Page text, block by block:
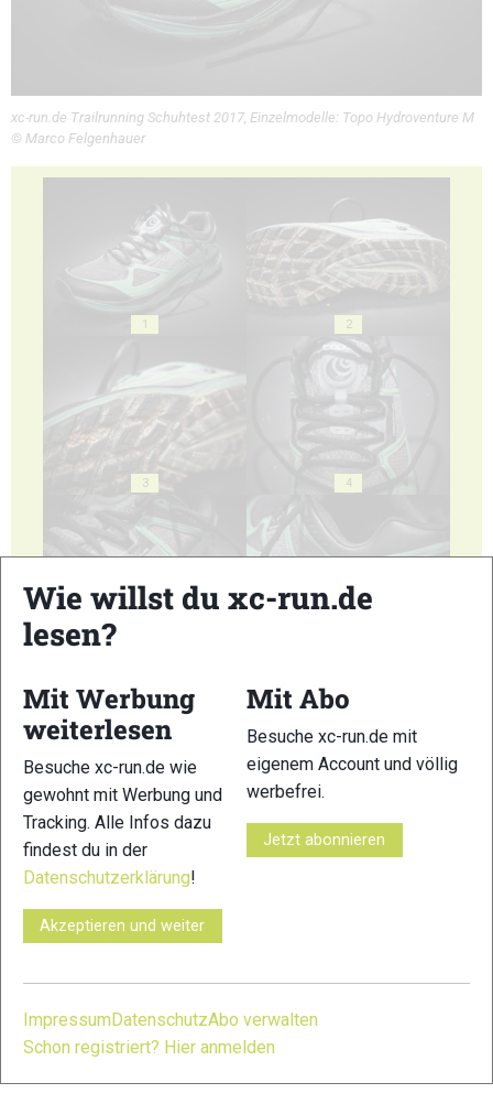
xc-run.de Trailrunning Schuhtest 2017, Einzelmodelle: Topo Hydroventure M
© Marco Felgenhauer
1 2
3 4
7
© Bilder 1 - 7: Marco Felgenhauer;
VERWANDTE ARTIKEL
Salomon S/Lab
INOV8 X-Talon G
Wie willst du xc-run.de
lesen?
Mit Werbung
weiterlesen
Besuche xc-run.de wie
gewohnt mit Werbung und
Tracking. Alle Infos dazu
findest du in der
Datenschutzerklärung!
Akzeptieren und weiter
Mit Abo
Besuche xc-run.de mit
eigenem Account und völlig
werbefrei.
Jetzt abonnieren
ImpressumDatenschutzAbo verwalten
Schon registriert? Hier anmelden